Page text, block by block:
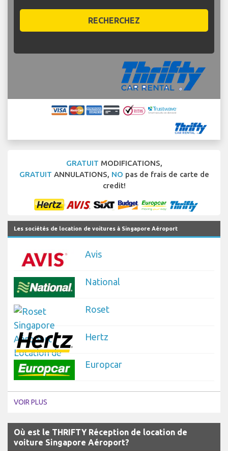
RECHERCHEZ
GRATUIT MODIFICATIONS,
GRATUIT ANNULATIONS, NO pas de frais de carte de
credit!
Les sociétés de location de voitures à Singapore Aéroport
Avis
National
Roset
Hertz
Europcar
VOIR PLUS
Où est le THRIFTY Réception de location de
voiture Singapore Aéroport?